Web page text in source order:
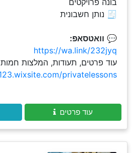
בונה פרויקטים
🧾 נותן חשבונית
💬 וואטסאפ:
https://wa.link/232jyq
עוד פרטים, תעודות, המלצות
privatelessons
עוד פרטים